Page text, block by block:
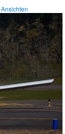
Ansichten